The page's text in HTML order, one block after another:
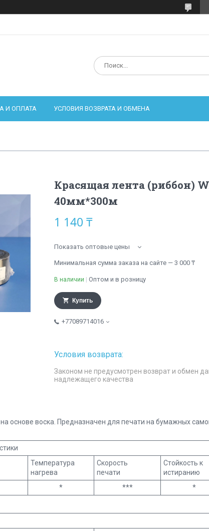
И ОПЛАТА УСЛОВИЯ ВОЗВРАТА И ОБМЕНА
Красящая лента (риббон)
40мм*300м
1 140 ₸
Показать оптовые цены
Минимальная сумма заказа на сайте — 3 000 ₸
В наличии Оптом и в розницу
Купить
+77089714016
Законом не предусмотрен возврат и обмен
надлежащего качества
основе воска. Предназначен для печати на бумажных
Температура
нагрева
Скорость
печати
Стойкость к
истиранию
* *** *